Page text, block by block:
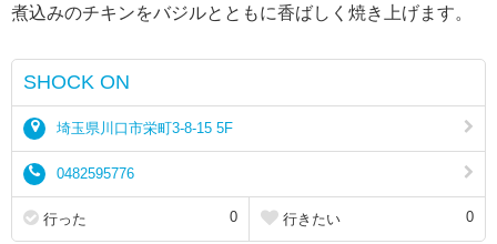
煮込みのチキンをバジルとともに香ばしく焼き上げます。
SHOCK ON
埼玉県川口市栄町3-8-15 5F
0482595776
行った 0 行きたい 0